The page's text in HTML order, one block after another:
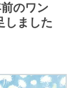
のワン
しました